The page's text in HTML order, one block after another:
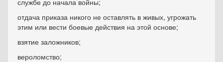
службе до начала войны;
отдача приказа никого не оставлять в живых, угрожать
этим или вести боевые действия на этой основе;
взятие заложников;
вероломство;